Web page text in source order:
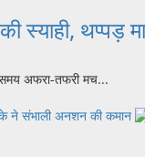
थप्पड़
समय अफरा-तफरी मच...
ने संभाली अनशन की कमान